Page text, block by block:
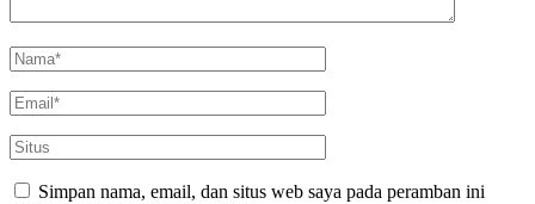
Simpan nama, email, dan situs web saya pada peramban ini